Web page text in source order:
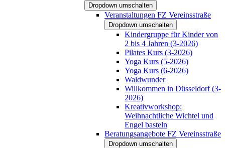
Dropdown umschalten
Veranstaltungen FZ Vereinsstraße
Dropdown umschalten
Kindergruppe für Kinder von
2 bis 4 Jahren (3-2026)
Pilates Kurs (3-2026)
Yoga Kurs (5-2026)
Yoga Kurs (6-2026)
Waldwunder
Willkommen in Düsseldorf (3-
2026)
Kreativworkshop:
Weihnachtliche Wichtel und
Engel basteln
Beratungsangebote FZ Vereinsstraße
Dropdown umschalten